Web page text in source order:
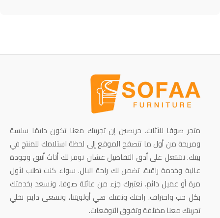
متجر صوفا للأثاث، حريصين إن تجربتك معنا تكون دايمًا سلسة
ومريحة من أول ما تتصفح الموقع إلى لحظة استلامك للمنتج في
بيتك. نشتغل على أدق التفاصيل عشان نوفر لك أثاث أنيق وجودة
عالية وخدمة راقية، تضمن لك راحة البال. سواء كنت تطلب لأول
مرة أو عميل دائم، نعتبرك جزء من عائلة صوفا، ونسعد بخدمتك
بكل حب واحتراف. راحتك وثقتك هي أولويتنا، ونسعى دايم نخلي
تجربتك معنا مختلفة وتفوق التوقعات.